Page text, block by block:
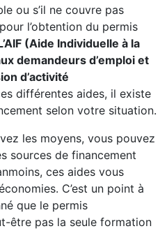
ou s’il ne couvre pas
l’obtention du permis
(Aide Individuelle à la
demandeurs d’emploi et
d’activité
différentes aides, il existe
selon votre situation.
les moyens, vous pouvez
sources de financement
ces aides vous
C’est un point à
que le permis
être pas la seule formation